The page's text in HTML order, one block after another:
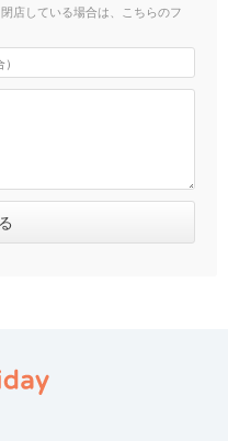
店している場合は、こちらのフ